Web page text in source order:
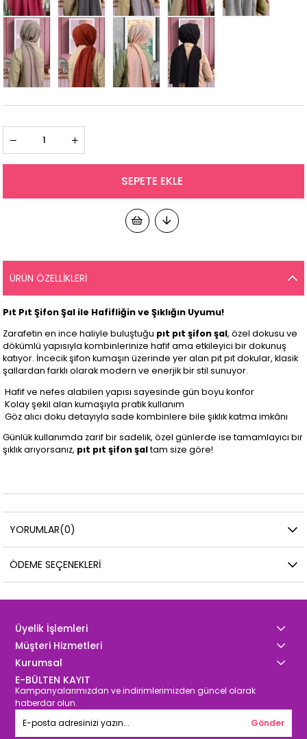
ÜRÜN ÖZELLIKLERI
Pıt Pıt Şifon Şal ile Hafifliğin ve Şıklığın Uyumu!
Zarafetin en ince haliyle buluştuğu pıt pıt şifon şal, özel dokusu ve
dökümlü yapısıyla kombinlerinize hafif ama etkileyici bir dokunuş
katıyor. İncecik şifon kumaşın üzerinde yer alan pıt pıt dokular, klasik
şallardan farklı olarak modern ve enerjik bir stil sunuyor.
Hafif ve nefes alabilen yapısı sayesinde gün boyu konfor
Kolay şekil alan kumaşıyla pratik kullanım
Göz alıcı doku detayıyla sade kombinlere bile şıklık katma imkânı
Günlük kullanımda zarif bir sadelik, özel günlerde ise tamamlayıcı bir
şıklık arıyorsanız, pıt pıt şifon şaltam size göre!
YORUMLAR(0)
ÖDEME SEÇENEKLERI
Üyelik İşlemleri
Müşteri Hizmetleri
Kurumsal
E-BÜLTEN KAYIT
Kampanyalarımızdan ve indirimlerimizden güncel olarak
haberdar olun.
Gönder